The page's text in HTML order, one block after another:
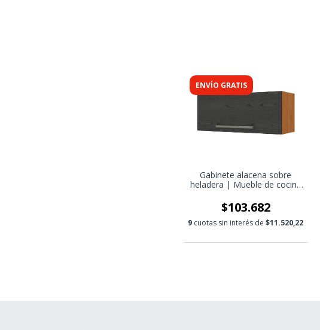
ENVÍO GRATIS
Gabinete alacena sobre
heladera | Mueble de cocina
basculante pistón a gas
$103.682
9 cuotas sin interés de$11.520,22